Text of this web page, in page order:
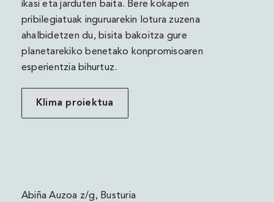
ikasi eta jarduten baita. Bere kokapen
pribilegiatuak inguruarekin lotura zuzena
ahalbidetzen du, bisita bakoitza gure
planetarekiko benetako konpromisoaren
esperientzia bihurtuz.
Klima proiektua
Abiña Auzoa z/g, Busturia